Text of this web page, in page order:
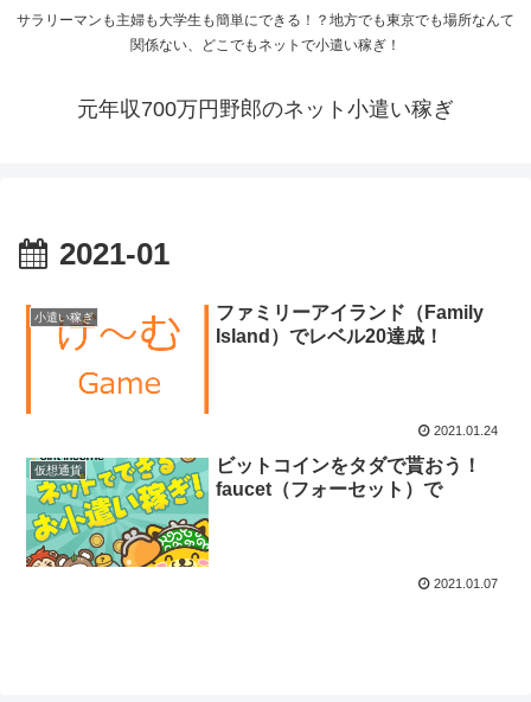
サラリーマンも主婦も大学生も簡単にできる！？地方でも東京でも場所なんて
関係ない、どこでもネットで小遣い稼ぎ！
元年収700万円野郎のネット小遣い稼ぎ
2021-01
小遣い稼ぎ
ファミリーアイランド（Family
Island）でレベル20達成！
2021.01.24
仮想通貨
ビットコインをタダで貰おう！
faucet（フォーセット）で
2021.01.07